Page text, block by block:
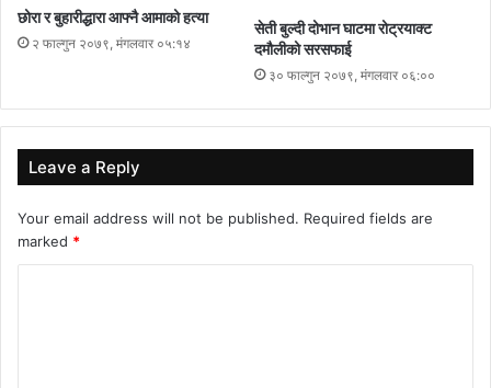
छोरा र बुहारीद्धारा आफ्नै आमाको हत्या
२ फाल्गुन २०७९, मंगलवार ०५:१४
सेती बुल्दी दोभान घाटमा रोट्रयाक्ट
दमौलीको सरसफाई
३० फाल्गुन २०७९, मंगलवार ०६:००
Leave a Reply
Your email address will not be published. Required fields are
marked *